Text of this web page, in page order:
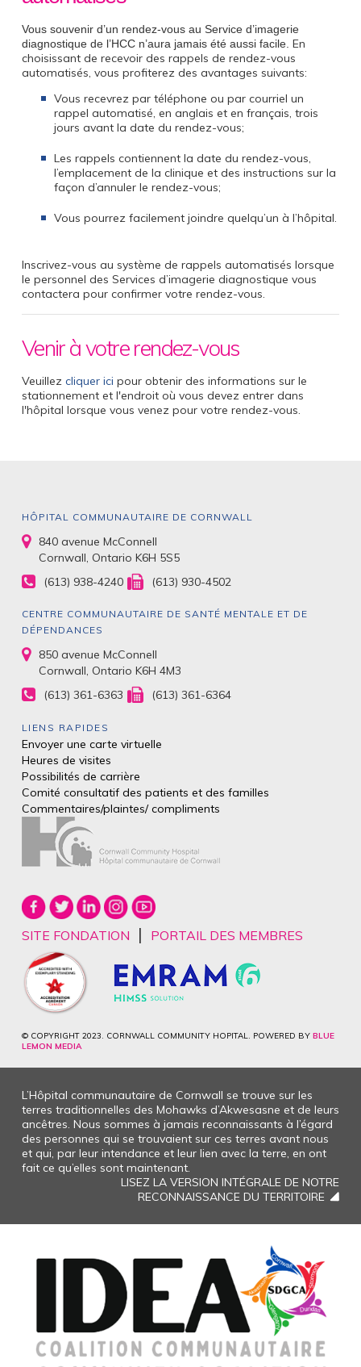
Vous souvenir d’un rendez-vous au Service d’imagerie
diagnostique de l’HCC n’aura jamais été aussi facile. En
choisissant de recevoir des rappels de rendez-vous
automatisés, vous profiterez des avantages suivants:
Vous recevrez par téléphone ou par courriel un
rappel automatisé, en anglais et en français, trois
jours avant la date du rendez-vous;
Les rappels contiennent la date du rendez-vous,
l’emplacement de la clinique et des instructions sur la
façon d’annuler le rendez-vous;
Vous pourrez facilement joindre quelqu’un à l’hôpital.
Inscrivez-vous au système de rappels automatisés lorsque
le personnel des Services d’imagerie diagnostique vous
contactera pour confirmer votre rendez-vous.
Venir à votre rendez-vous
Veuillez cliquer ici pour obtenir des informations sur le
stationnement et l'endroit où vous devez entrer dans
l'hôpital lorsque vous venez pour votre rendez-vous.
HÔPITAL COMMUNAUTAIRE DE CORNWALL
840 avenue McConnell
Cornwall, Ontario K6H 5S5
(613) 938-4240
(613) 930-4502
CENTRE COMMUNAUTAIRE DE SANTÉ MENTALE ET DE
DÉPENDANCES
850 avenue McConnell
Cornwall, Ontario K6H 4M3
(613) 361-6363
(613) 361-6364
LIENS RAPIDES
Envoyer une carte virtuelle
Heures de visites
Possibilités de carrière
Comité consultatif des patients et des familles
Commentaires/plaintes/compliments
SITE FONDATION | PORTAIL DES MEMBRES
© COPYRIGHT 2023. CORNWALL COMMUNITY HOPITAL. POWERED BY BLUE
LEMON MEDIA
L’Hôpital communautaire de Cornwall se trouve sur les
terres traditionnelles des Mohawks d’Akwesasne et de leurs
ancêtres. Nous sommes à jamais reconnaissants à l’égard
des personnes qui se trouvaient sur ces terres avant nous
et qui, par leur intendance et leur lien avec la terre, en ont
fait ce qu’elles sont maintenant.
LISEZ LA VERSION INTÉGRALE DE NOTRE
RECONNAISSANCE DU TERRITOIRE